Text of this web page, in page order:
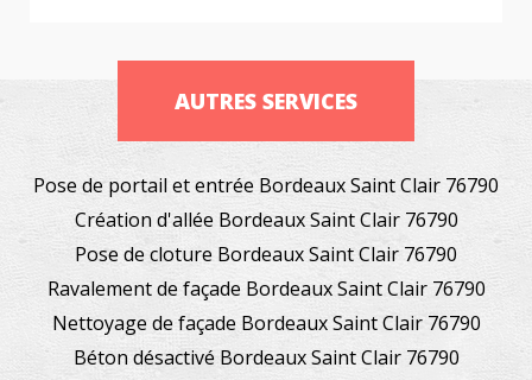
AUTRES SERVICES
Pose de portail et entrée Bordeaux Saint Clair 76790
Création d'allée Bordeaux Saint Clair 76790
Pose de cloture Bordeaux Saint Clair 76790
Ravalement de façade Bordeaux Saint Clair 76790
Nettoyage de façade Bordeaux Saint Clair 76790
Béton désactivé Bordeaux Saint Clair 76790